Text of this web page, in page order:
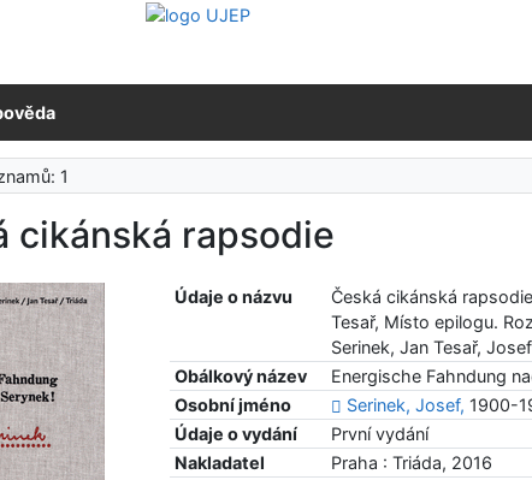
1
cikánská rapsodie
Údaje o názvu
Česká cikánská
Tesař, Místo epilogu.
Serinek, Jan Tesař,
Obálkový název
Energische Fahndung
Osobní jméno
Serinek, Josef, 1900-
Údaje o vydání
První vydání
Nakladatel
Praha : Triáda, 2016